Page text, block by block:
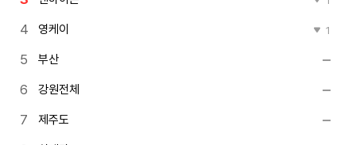
영케이 1
부산
강원전체
제주도